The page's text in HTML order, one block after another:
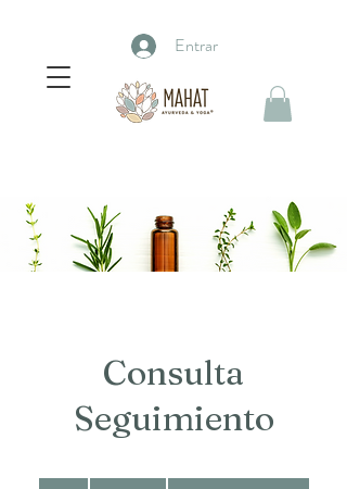
Entrar
Consulta
Seguimiento